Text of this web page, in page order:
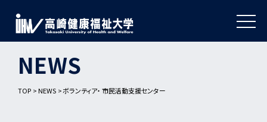
NEWS
TOP NEWS ボランティア・ 市民活動支援センター